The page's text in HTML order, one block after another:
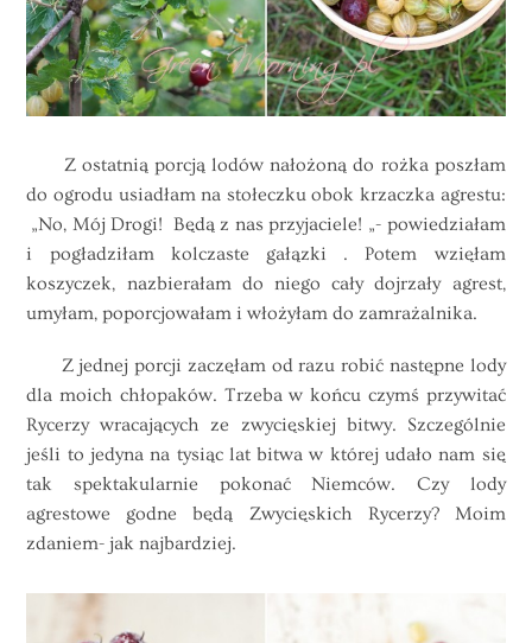
Z ostatnią porcją lodów nałożoną do rożka poszłam
do ogrodu usiadłam na stołeczku obok krzaczka agrestu:
„No, Mój Drogi! Będą z nas przyjaciele! „- powiedziałam
i pogładziłam kolczaste gałązki . Potem wzięłam
koszyczek, nazbierałam do niego cały dojrzały agrest,
umyłam, poporcjowałam i włożyłam do zamrażalnika.
Z jednej porcji zaczęłam od razu robić następne lody
dla moich chłopaków. Trzeba w końcu czymś przywitać
Rycerzy wracających ze zwycięskiej bitwy. Szczególnie
jeśli to jedyna na tysiąc lat bitwa w której udało nam się
tak spektakularnie pokonać Niemców. Czy lody
agrestowe godne będą Zwycięskich Rycerzy? Moim
zdaniem- jak najbardziej.